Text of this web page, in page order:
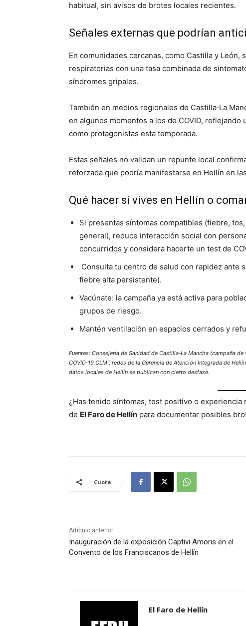
habitual, sin avisos de brotes locales recientes.
Señales externas que podrían
En comunidades cercanas, como Castilla y
respiratorias con una tasa combinada de
síndromes gripales.
También en medios regionales de Castilla‑La
en algunos momentos a los de COVID,
como protagonistas esta temporada.
Estas señales no validan un repunte local
reforzada que podría manifestarse en Hellín en
Qué hacer si vives en Hellín o
Si presentas síntomas compatibles (fiebre,
general), reduce interacción social con
concurridos y considera hacerte un test de
Consulta tu centro de salud con rapidez ante
fiebre alta persistente).
Vacúnate: la campaña ya está activa para
grupos de riesgo.
Mantén ventilación en espacios cerrados y
Fuentes: Consejería de Sanidad de Castilla‑La Mancha (campaña
COVID‑19 CLM”, redes de la Gerencia de Atención Integrada de
datos locales de Hellín se publican con cierto desfase.
¿Has tenido síntomas, test positivo o
de El Faro de Hellín para documentar posibles
Cuota
Artículo anterior
Inauguración de la exposición Captivi Amoris en el
Convento de los Franciscanos de Hellín
El Faro de Hellín